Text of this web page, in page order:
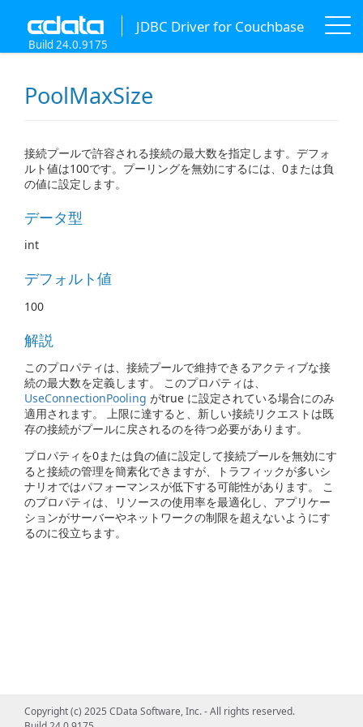
JDBC Driver for Couchbase
Build 24.0.9175
PoolMaxSize
接続プールで許容される接続の最大数を指定します。デフォ
ルト値は100です。プーリングを無効にするには、0または負
の値に設定します。
データ型
int
デフォルト値
100
解説
このプロパティは、接続プールで維持できるアクティブな接
続の最大数を定義します。 このプロパティは、
UseConnectionPooling がtrue に設定されている場合にのみ
適用されます。 上限に達すると、新しい接続リクエストは既
存の接続がプールに戻されるのを待つ必要があります。
プロパティを0または負の値に設定して接続プールを無効にす
ると接続の管理を簡素化できますが、トラフィックが多いシ
ナリオではパフォーマンスが低下する可能性があります。 こ
のプロパティは、リソースの使用率を最適化し、アプリケー
ションがサーバーやネットワークの制限を超えないようにす
るのに役立ちます。
Copyright (c) 2025 CData Software, Inc. - All rights reserved.